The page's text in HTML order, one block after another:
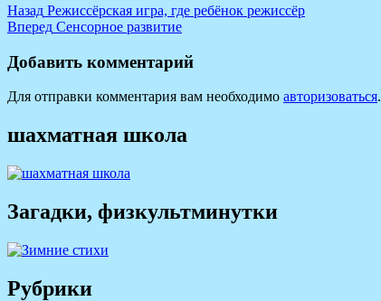
Навигация
по
записям
Назад Предыдущая
запись:
Режиссёрская игра, где ребёнок режиссёр
Вперед Следующая
Сенсорное развитие
Добавить комментарий
Для отправки комментария вам необходимо авторизоваться.
шахматная школа
Загадки, физкультминутки
Рубрики